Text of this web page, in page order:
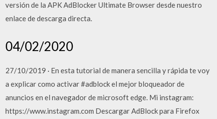
versión de la APK AdBlocker Ultimate Browser desde nuestro
enlace de descarga directa.
04/02/2020
27/10/2019 · En esta tutorial de manera sencilla y rápida te voy
a explicar como activar #adblock el mejor bloqueador de
anuncios en el navegador de microsoft edge. Mi instagram:
https://www.instagram.com Descargar AdBlock para Firefox